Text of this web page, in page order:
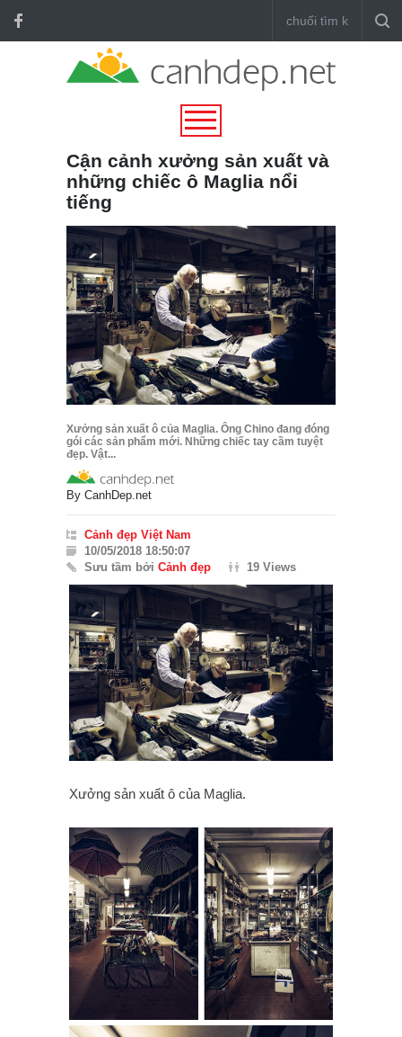
Cận cảnh xưởng sản xuất và
những chiếc ô Maglia nổi
tiếng
Xưởng sản xuất ô của Maglia. Ông Chino đang đóng
gói các sản phẩm mới. Những chiếc tay cầm tuyệt
đẹp. Vật...
By CanhDep.net
Cảnh đẹp Việt Nam
10/05/2018 18:50:07
Sưu tầm bởi Cảnh đẹp 19 Views
Xưởng sản xuất ô của Maglia.